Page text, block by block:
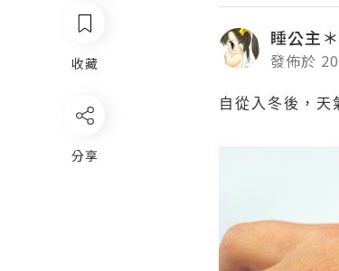
收藏
分享
睡公主
發佈於
自從入冬後，